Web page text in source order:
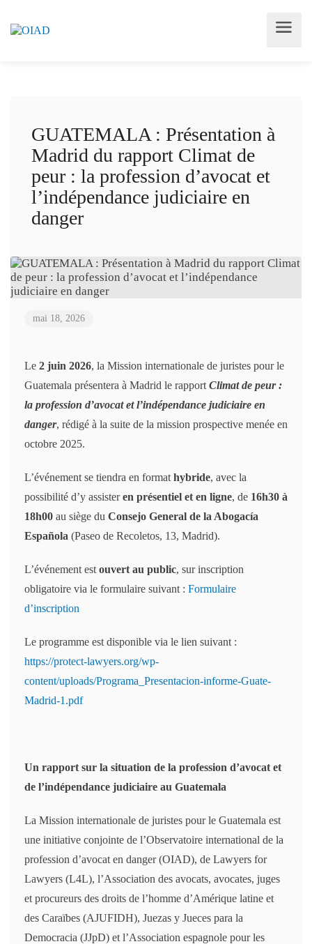
GUATEMALA : Présentation à
Madrid du rapport Climat de
peur : la profession d’avocat et
l’indépendance judiciaire en
danger
mai 18, 2026
Le 2 juin 2026, la Mission internationale de juristes pour le
Guatemala présentera à Madrid le rapport Climat de peur :
la profession d’avocat et l’indépendance judiciaire en
danger, rédigé à la suite de la mission prospective menée en
octobre 2025.
L’événement se tiendra en format hybride, avec la
possibilité d’y assisteren présentiel et en ligne, de 16h30 à
18h00 au siège du Consejo General de la Abogacía
Española (Paseo de Recoletos, 13, Madrid).
L’événement est ouvert au public, sur inscription
obligatoire via le formulaire suivant : Formulaire
d’inscription
Le programme est disponible via le lien suivant :
https://protect-lawyers.org/wp-
content/uploads/Programa_Presentacion-informe-Guate-
Madrid-1.pdf
Un rapport sur la situation de la profession d’avocat et
de l’indépendance judiciaire au Guatemala
La Mission internationale de juristes pour le Guatemala est
une initiative conjointe de l’Observatoire international de la
profession d’avocat en danger (OIAD), de Lawyers for
Lawyers (L4L), l’Association des avocats, avocates, juges
et procureurs des droits de l’homme d’Amérique latine et
des Caraïbes (AJUFIDH), Juezas y Jueces para la
Democracia (JJpD) et l’Association espagnole pour les